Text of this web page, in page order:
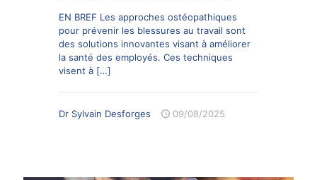
EN BREF Les approches ostéopathiques
pour prévenir les blessures au travail sont
des solutions innovantes visant à améliorer
la santé des employés. Ces techniques
visent à […]
Dr Sylvain Desforges 09/08/2025